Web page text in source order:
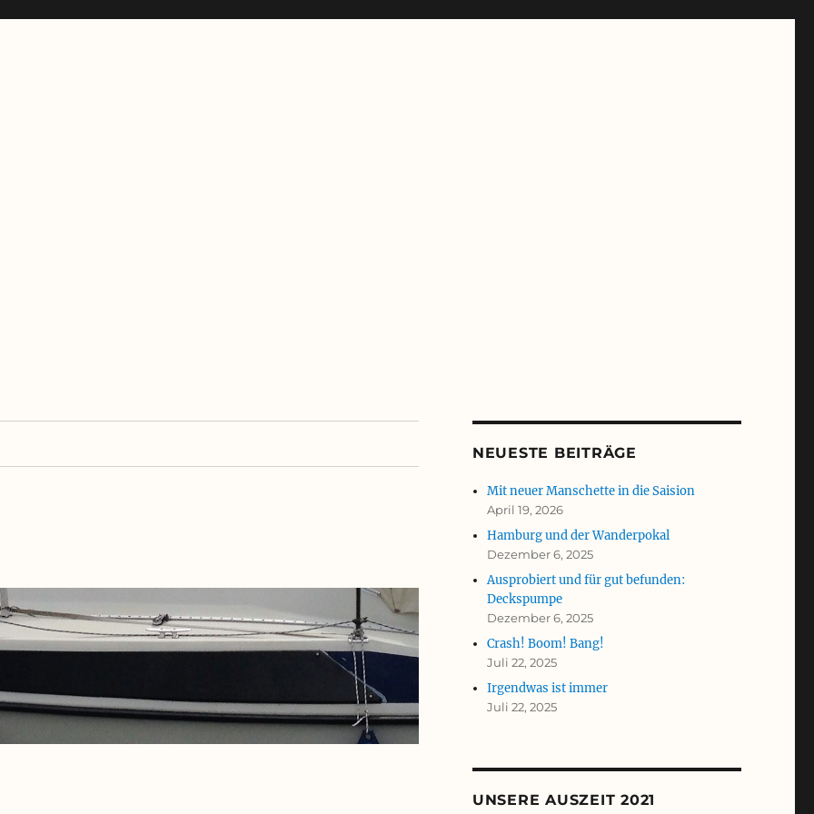
NEUESTE BEITRÄGE
Mit neuer Manschette in die Saision
April 19, 2026
Hamburg und der Wanderpokal
Dezember 6, 2025
Ausprobiert und für gut befunden:
Deckspumpe
Dezember 6, 2025
Crash! Boom! Bang!
Juli 22, 2025
Irgendwas ist immer
Juli 22, 2025
UNSERE AUSZEIT 2021